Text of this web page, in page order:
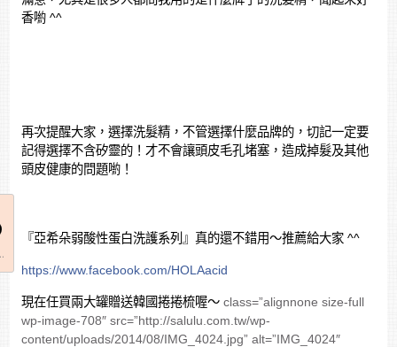
香喲 ^^
再次提醒大家，選擇洗髮精，不管選擇什麼品牌的，切記一定要
記得選擇不含矽靈的！才不會讓頭皮毛孔堵塞，造成掉髮及其他
頭皮健康的問題喲！
『亞希朵弱酸性蛋白洗護系列』真的還不錯用～推薦給大家 ^^
https://www.facebook.com/HOLAacid
現在任買兩大罐贈送韓國捲捲梳喔～class=”alignnone size-full
wp-image-708″ src=”http://salulu.com.tw/wp-
content/uploads/2014/08/IMG_4024.jpg” alt=”IMG_4024″